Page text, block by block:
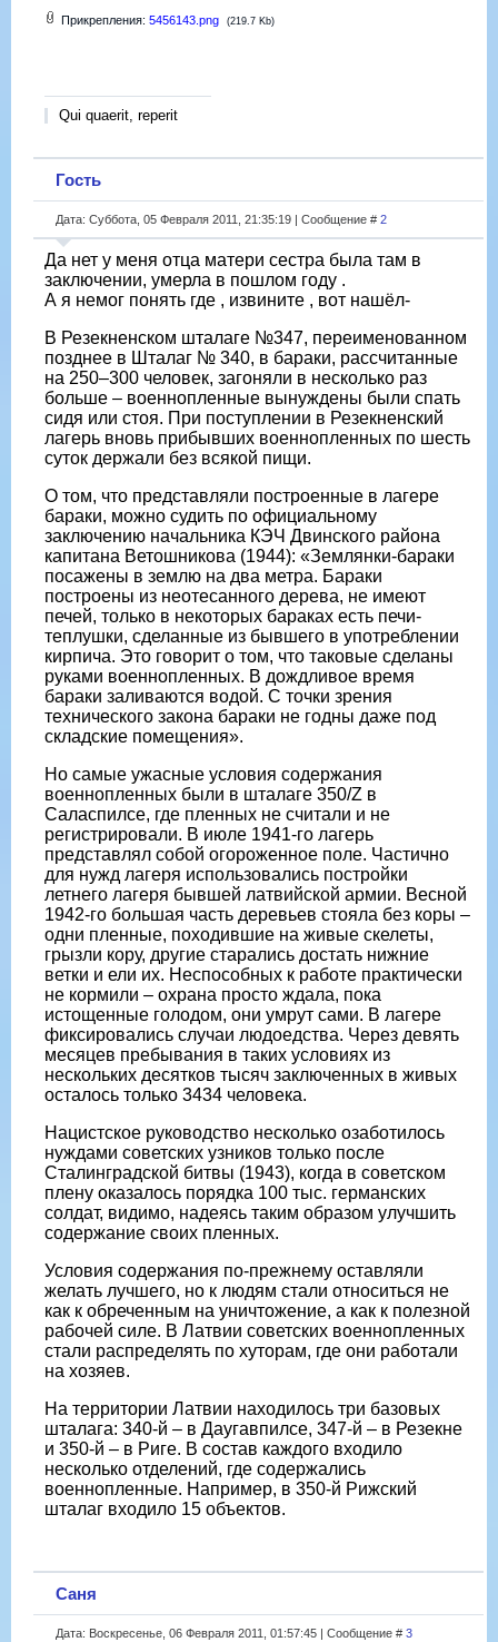
Прикрепления: 5456143.png (219.7 Kb)
Qui quaerit, reperit
Гость
Дата: Суббота, 05 Февраля 2011, 21:35:19 | Сообщение # 2
Да нет у меня отца матери сестра была там в
заключении, умерла в пошлом году .
А я немог понять где , извините , вот нашёл-
В Резекненском шталаге №347, переименованном
позднее в Шталаг № 340, в бараки, рассчитанные
на 250–300 человек, загоняли в несколько раз
больше – военнопленные вынуждены были спать
сидя или стоя. При поступлении в Резекненский
лагерь вновь прибывших военнопленных по шесть
суток держали без всякой пищи.
О том, что представляли построенные в лагере
бараки, можно судить по официальному
заключению начальника КЭЧ Двинского района
капитана Ветошникова (1944): «Землянки-бараки
посажены в землю на два метра. Бараки
построены из неотесанного дерева, не имеют
печей, только в некоторых бараках есть печи-
теплушки, сделанные из бывшего в употреблении
кирпича. Это говорит о том, что таковые сделаны
руками военнопленных. В дождливое время
бараки заливаются водой. С точки зрения
технического закона бараки не годны даже под
складские помещения».
Но самые ужасные условия содержания
военнопленных были в шталаге 350/Z в
Саласпилсе, где пленных не считали и не
регистрировали. В июле 1941-го лагерь
представлял собой огороженное поле. Частично
для нужд лагеря использовались постройки
летнего лагеря бывшей латвийской армии. Весной
1942-го большая часть деревьев стояла без коры –
одни пленные, походившие на живые скелеты,
грызли кору, другие старались достать нижние
ветки и ели их. Неспособных к работе практически
не кормили – охрана просто ждала, пока
истощенные голодом, они умрут сами. В лагере
фиксировались случаи людоедства. Через девять
месяцев пребывания в таких условиях из
нескольких десятков тысяч заключенных в живых
осталось только 3434 человека.
Нацистское руководство несколько озаботилось
нуждами советских узников только после
Сталинградской битвы (1943), когда в советском
плену оказалось порядка 100 тыс. германских
солдат, видимо, надеясь таким образом улучшить
содержание своих пленных.
Условия содержания по-прежнему оставляли
желать лучшего, но к людям стали относиться не
как к обреченным на уничтожение, а как к полезной
рабочей силе. В Латвии советских военнопленных
стали распределять по хуторам, где они работали
на хозяев.
На территории Латвии находилось три базовых
шталага: 340-й – в Даугавпилсе, 347-й – в Резекне
и 350-й – в Риге. В состав каждого входило
несколько отделений, где содержались
военнопленные. Например, в 350-й Рижский
шталаг входило 15 объектов.
Саня
Дата: Воскресенье, 06 Февраля 2011, 01:57:45 | Сообщение # 3